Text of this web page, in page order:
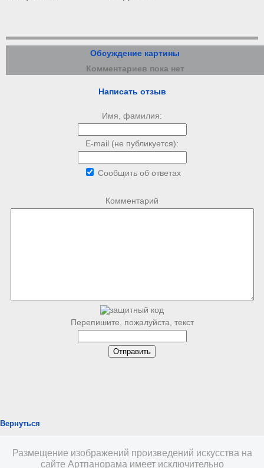
Обсуждение картины
Комментариев пока нет
Написать отзыв
Имя, фамилия:
E-mail (не публикуется):
Сообщить об ответах
Комментарий
Перепишите, пожалуйста, текст
Вернуться
Размещение изображений произведений искусства на
сайте Артпанорама имеет исключительно